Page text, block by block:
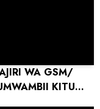
WA GSM/
KITU